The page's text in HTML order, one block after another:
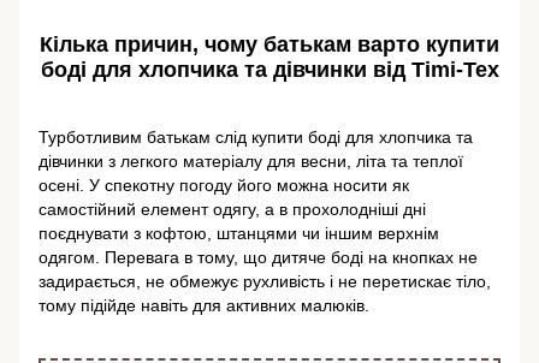
Кілька причин, чому батькам варто купити
боді для хлопчика та дівчинки від Timi-Tex
Турботливим батькам слід купити боді для хлопчика та
дівчинки з легкого матеріалу для весни, літа та теплої
осені. У спекотну погоду його можна носити як
самостійний елемент одягу, а в прохолодніші дні
поєднувати з кофтою, штанцями чи іншим верхнім
одягом. Перевага в тому, що дитяче боді на кнопках не
задирається, не обмежує рухливість і не перетискає тіло,
тому підійде навіть для активних малюків.